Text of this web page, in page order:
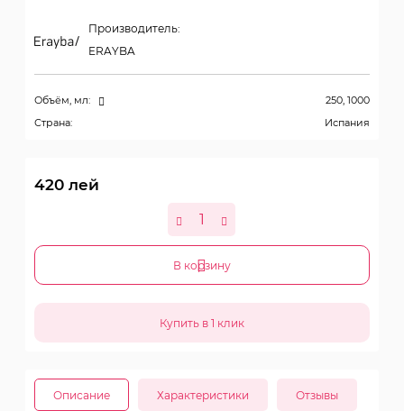
Производитель:
ERAYBA
Объём, мл:
250, 1000
Страна:
Испания
420 лей
В корзину
Описание Характеристики Отзывы